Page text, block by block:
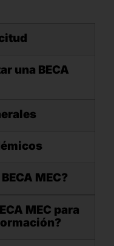
una BECA
MEC?
MEC para